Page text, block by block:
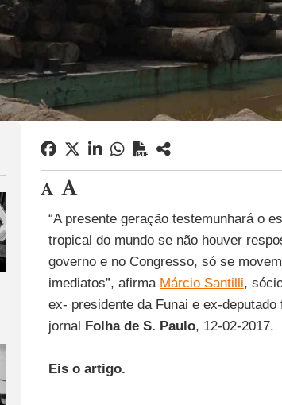
“A presente geração testemunhará o
tropical do mundo se não houver
governo e no Congresso, só se
imediatos”, afirma Márcio Santilli,
ex- presidente da Funai e ex-
jornal Folha de S. Paulo, 12-02-2017.
Eis o artigo.